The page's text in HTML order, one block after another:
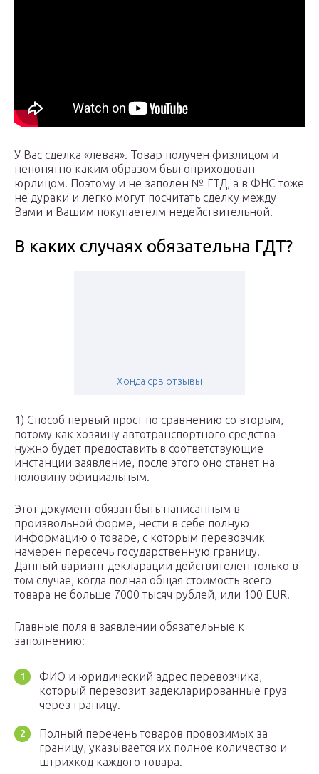
У Вас сделка «левая». Товар получен физлицом и
непонятно каким образом был оприходован
юрлицом. Поэтому и не заполен № ГТД, а в ФНС тоже
не дураки и легко могут посчитать сделку между
Вами и Вашим покупаетелм недействительной.
В каких случаях обязательна ГДТ?
Хонда срв отзывы
1) Способ первый прост по сравнению со вторым,
потому как хозяину автотранспортного средства
нужно будет предоставить в соответствующие
инстанции заявление, после этого оно станет на
половину официальным.
Этот документ обязан быть написанным в
произвольной форме, нести в себе полную
информацию о товаре, с которым перевозчик
намерен пересечь государственную границу.
Данный вариант декларации действителен только в
том случае, когда полная общая стоимость всего
товара не больше 7000 тысяч рублей, или 100 EUR.
Главные поля в заявлении обязательные к
заполнению:
ФИО и юридический адрес перевозчика,
который перевозит задекларированные груз
через границу.
Полный перечень товаров провозимых за
границу, указывается их полное количество и
штрихкод каждого товара.